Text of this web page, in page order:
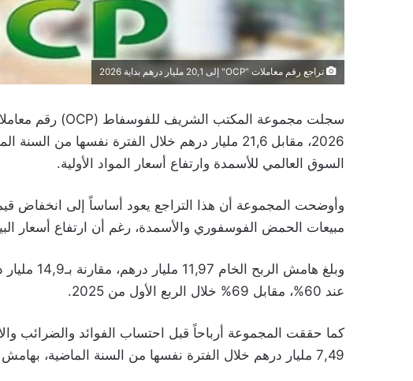
تراجع رقم معاملات "OCP" إلى 20,1 مليار درهم بداية 2026
2026، مقابل 21,6 مليار درهم خلال الفترة نفسها
السوق العالمي للأسمدة وارتفاع أسعار المواد الأولية.
وأوضحت المجموعة أن هذا التراجع يعود أساساً إلى انخفاض
مبيعات الحمض الفوسفوري والأسمدة، رغم أن ارتفاع أسعار
وبلغ هامش
عند 60%، مقابل 69% خلال الربع الأول من 2025.
7,49 مليار درهم خلال الفترة نفسها من السنة الماضية، بهامش EBITDA بلغ 28%.